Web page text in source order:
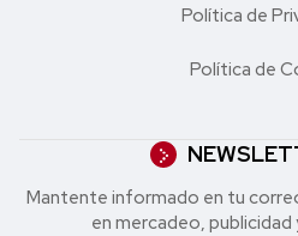
Política de
Política de
Mantente informado en tu
en mercadeo,